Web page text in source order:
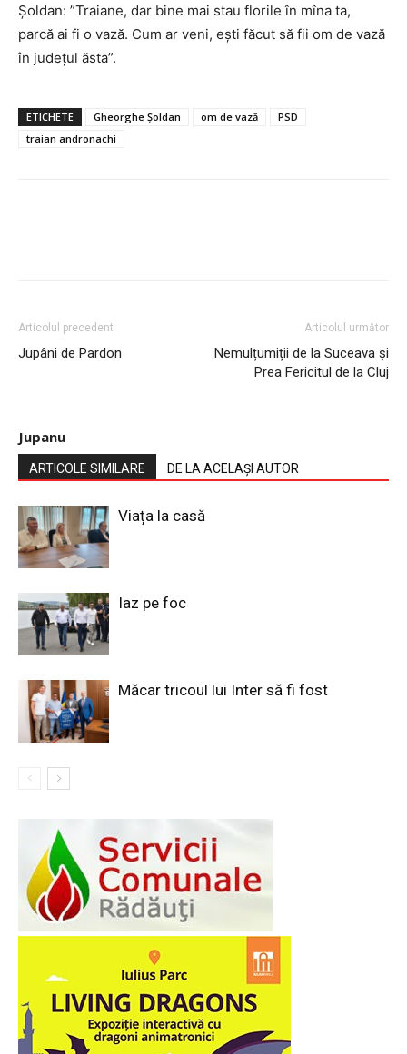
Șoldan: ”Traiane, dar bine mai stau florile în mîna ta,
parcă ai fi o vază. Cum ar veni, ești făcut să fii om de vază
în județul ăsta”.
ETICHETE Gheorghe Șoldan om de vază
PSD
traian andronachi
Articolul precedent
Jupâni de Pardon
Articolul următor
Nemulțumiții de la Suceava și
Prea Fericitul de la Cluj
Jupanu
ARTICOLE SIMILARE DE LA ACELAȘI AUTOR
Viața la casă
Iaz pe foc
Măcar tricoul lui Inter să fi fost